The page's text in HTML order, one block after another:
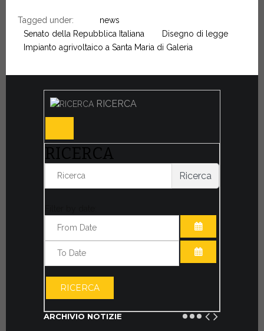
Tagged under:
news
Senato della Repubblica Italiana
Disegno di legge
Impianto agrivoltaico a Santa Maria di Galeria
RICERCA
RICERCA
Ricerca
APRI IL
RICERCA
ARCHIVIO NOTIZIE